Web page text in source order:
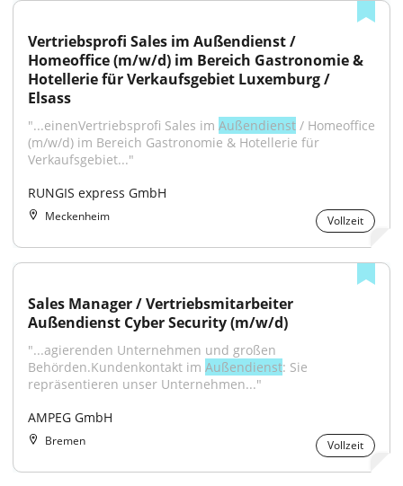
Vertriebsprofi Sales im Außendienst /
Homeoffice (m/w/d) im Bereich Gastronomie &
Hotellerie für Verkaufsgebiet Luxemburg /
Elsass
"...einenVertriebsprofi Sales im Außendienst / Homeoffice
(m/w/d) im Bereich Gastronomie & Hotellerie für
Verkaufsgebiet..."
RUNGIS express GmbH
Meckenheim Vollzeit
Sales Manager / Vertriebsmitarbeiter
Außendienst Cyber Security (m/w/d)
"...agierenden Unternehmen und großen
Behörden.Kundenkontakt im Außendienst: Sie
repräsentieren unser Unternehmen..."
AMPEG GmbH
Bremen Vollzeit